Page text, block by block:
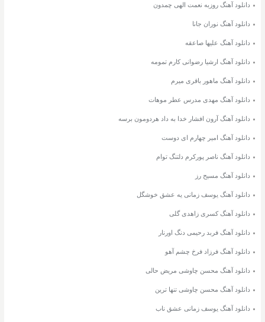
دانلود آهنگ روزبه نعمت الهی چمدون
دانلود آهنگ نوران جانا
دانلود آهنگ علیها صاعقه
دانلود آهنگ ارشیا رضوانی کارم تمومه
دانلود آهنگ ماهور باقری میرم
دانلود آهنگ مهدی مدرس عطر موهات
دانلود آهنگ آرون افشار خدا به داد هردومون برسه
دانلود آهنگ امیر چهارم ای دوست
دانلود آهنگ ناصر پورکرم دلتنگ توام
دانلود آهنگ مسیح رز
دانلود آهنگ یوسف زمانی یه عشق خوشگل
دانلود آهنگ کسری زاهدی گلی
دانلود آهنگ فربد رحیمی دنگ اورنار
دانلود آهنگ فرزاد فرخ چشم آهو
دانلود آهنگ محسن چاوشی مریض حالی
دانلود آهنگ محسن چاوشی تنها ترین
دانلود آهنگ یوسف زمانی عشق ناب